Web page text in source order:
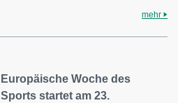
mehr
Europäische Woche des
Sports startet am 23.